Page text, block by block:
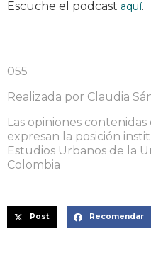
Escuche el podcast aquí.
055
Realizada por Claudia
Las opiniones
expresan la posición
Estudios Urbanos de la
Colombia
Post Recomendar